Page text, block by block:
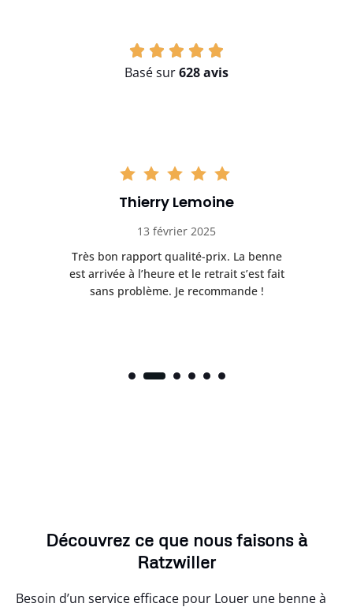
Basé sur628 avis
Thierry Lemoine
13 février 2025
Très bon rapport qualité-prix. La benne
est arrivée à l’heure et le retrait s’est fait
sans problème. Je recommande !
Découvrez ce que nous faisons à
Ratzwiller
Besoin d’un service efficace pour Louer une benne à